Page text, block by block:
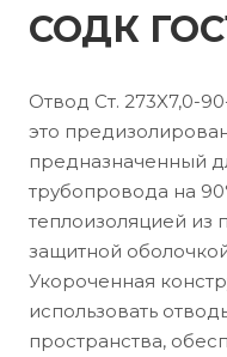
СОДК
Отвод Ст. 273X7,0-
это
предназначенный
трубопровода на
теплоизоляцией из
защитной
Укороченная
использовать
пространства,